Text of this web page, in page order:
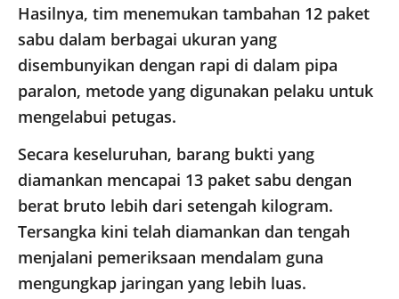
Hasilnya, tim menemukan tambahan 12 paket
sabu dalam berbagai ukuran yang
disembunyikan dengan rapi di dalam pipa
paralon, metode yang digunakan pelaku untuk
mengelabui petugas.
Secara keseluruhan, barang bukti yang
diamankan mencapai 13 paket sabu dengan
berat bruto lebih dari setengah kilogram.
Tersangka kini telah diamankan dan tengah
menjalani pemeriksaan mendalam guna
mengungkap jaringan yang lebih luas.